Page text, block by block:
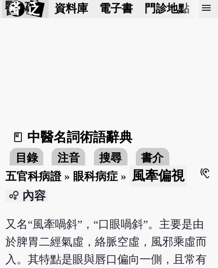
醫 砭 資料庫 電子書 門診地點 預
menu
book_2
中醫名詞術語辭典
目錄 注音 搜尋
書介
五官科病證» 眼科病症 » 風牽偏視
hearing
bubble_chart 內容
又名“風牽喎斜”，“口眼喎斜”。主要是由
於脾胃二經氣虛，絡脈空虛，風邪乘虛而
入。其特點是眼與唇口偏向一側，且常有